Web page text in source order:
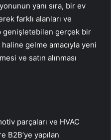
yanı sıra, bir ev
farklı alanları ve
genişletebilen gerçek bir
gelme amacıyla yeni
ve satın alınması
parçaları ve HVAC
B2B’ye yapılan